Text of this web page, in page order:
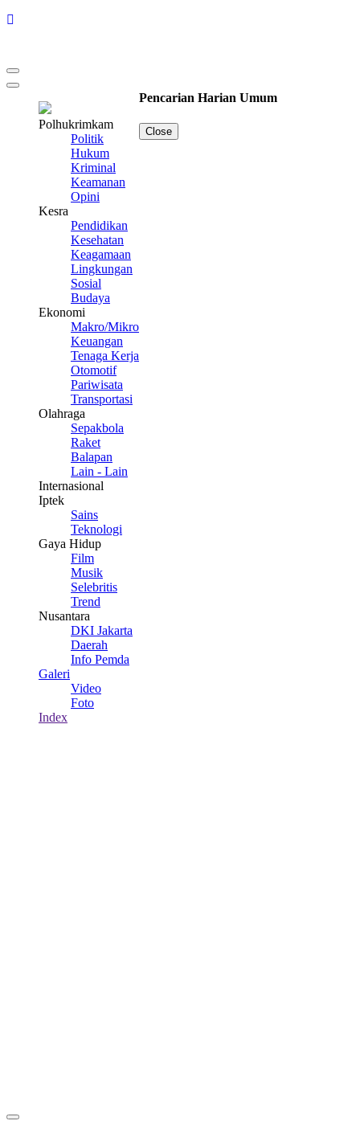
Polhukrimkam
Politik
Hukum
Kriminal
Keamanan
Opini
Kesra
Pendidikan
Kesehatan
Keagamaan
Lingkungan
Sosial
Budaya
Ekonomi
Makro/Mikro
Keuangan
Tenaga Kerja
Otomotif
Pariwisata
Transportasi
Olahraga
Sepakbola
Raket
Balapan
Lain - Lain
Internasional
Iptek
Sains
Teknologi
Gaya Hidup
Film
Musik
Selebritis
Trend
Nusantara
DKI Jakarta
Daerah
Info Pemda
Galeri
Video
Foto
Index
Pencarian Harian Umum
Close